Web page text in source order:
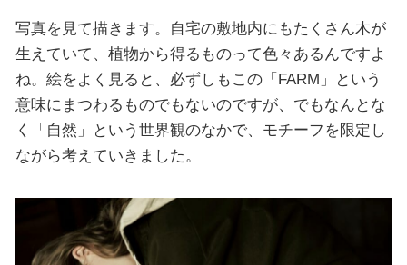
写真を見て描きます。自宅の敷地内にもたくさん木が
生えていて、植物から得るものって色々あるんですよ
ね。絵をよく見ると、必ずしもこの「FARM」という
意味にまつわるものでもないのですが、でもなんとな
く「自然」という世界観のなかで、モチーフを限定し
ながら考えていきました。